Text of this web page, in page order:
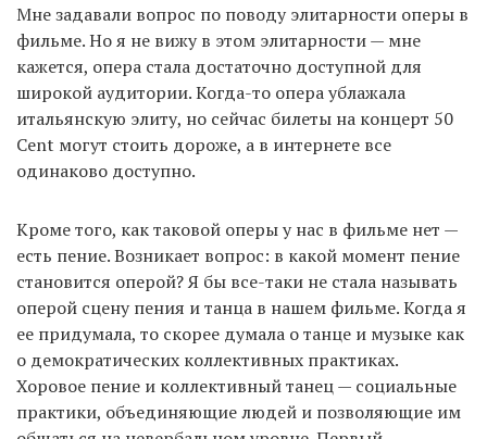
Мне задавали вопрос по поводу элитарности оперы в
фильме. Но я не вижу в этом элитарности — мне
кажется, опера стала достаточно доступной для
широкой аудитории. Когда-то опера ублажала
итальянскую элиту, но сейчас билеты на концерт 50
Cent могут стоить дороже, а в интернете все
одинаково доступно.
Кроме того, как таковой оперы у нас в фильме нет —
есть пение. Возникает вопрос: в какой момент пение
становится оперой? Я бы все-таки не стала называть
оперой сцену пения и танца в нашем фильме. Когда я
ее придумала, то скорее думала о танце и музыке как
о демократических коллективных практиках.
Хоровое пение и коллективный танец — социальные
практики, объединяющие людей и позволяющие им